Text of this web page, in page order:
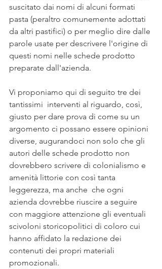
suscitato dai nomi di alcuni formati
pasta (peraltro comunemente adottati
da altri pastifici) o per meglio dire dalle
parole usate per descrivere l'origine di
questi nomi nelle schede prodotto
preparate dall'azienda.
Vi proponiamo qui di seguito tre dei
tantissimi  interventi al riguardo, così,
giusto per dare prova di come su un
argomento ci possano essere opinioni
diverse, augurandoci non solo che gli
autori delle schede prodotto non
dovrebbero scrivere di colonialismo e
amenità littorie con così tanta
leggerezza, ma anche  che ogni
azienda dovrebbe riuscire a seguire
con maggiore attenzione gli eventuali
scivoloni storicopolitici di coloro cui
hanno affidato la redazione dei
contenuti dei propri materiali
promozionali.